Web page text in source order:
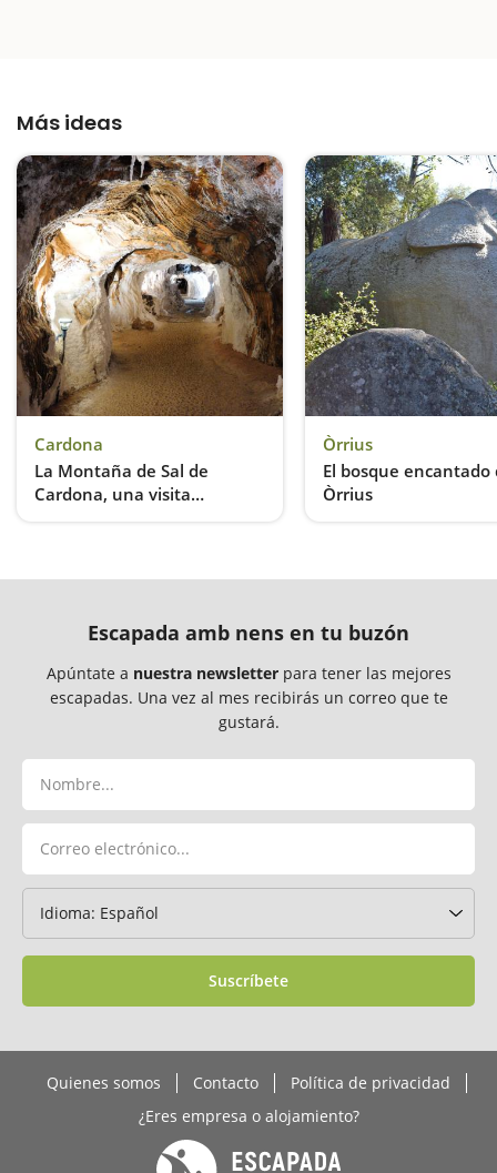
Más ideas
Cardona
La Montaña de Sal de
Cardona, una visita
Òrrius
El bosque encantado
Òrrius
Escapada amb nens en tu buzón
Apúntate a nuestra newsletterpara tener las mejores
escapadas. Una vez al mes recibirás un correo que te
gustará.
Suscríbete
Quienes somos Contacto
Política de privacidad
¿Eres empresa o alojamiento?